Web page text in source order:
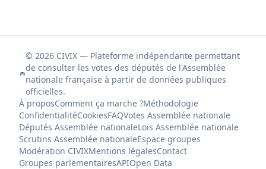
© 2026 CIVIX — Plateforme indépendante permettant
de consulter les votes des députés de l'Assemblée
nationale française à partir de données publiques
officielles.
À proposComment ça marche ?Méthodologie
ConfidentialitéCookiesFAQVotes Assemblée nationale
Députés Assemblée nationaleLois Assemblée nationale
Scrutins Assemblée nationaleEspace groupes
Modération CIVIXMentions légalesContact
Groupes parlementairesAPIOpen Data